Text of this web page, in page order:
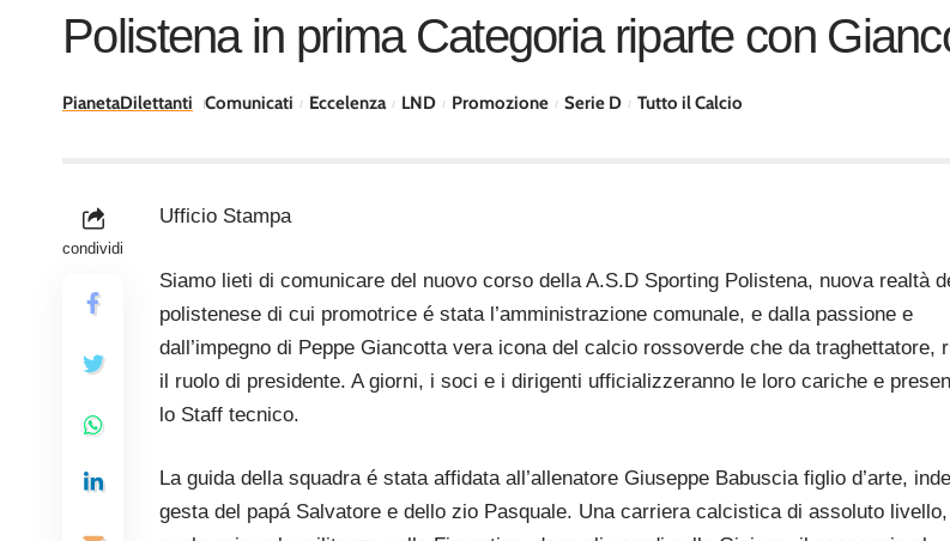
Polistena in prima Categoria riparte con
PianetaDilettanti Comunicati Eccelenza LND Promozione Serie D Tutto il Calcio
condividi
Ufficio Stampa
Siamo lieti di comunicare del nuovo corso della A.S.D Sporting Polistena, nuova realtà
polistenese di cui promotrice é stata l’amministrazione comunale, e dalla passione e
dall’impegno di Peppe Giancotta vera icona del calcio rossoverde che da traghettatore,
il ruolo di presidente. A giorni, i soci e i dirigenti ufficializzeranno le loro cariche e
lo Staff tecnico.
La guida della squadra é stata affidata all’allenatore Giuseppe Babuscia figlio d’arte,
gesta del papá Salvatore e dello zio Pasquale. Una carriera calcistica di assoluto